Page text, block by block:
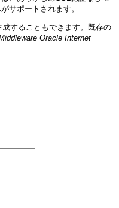
サポートされます。
することもできます。既存の
Oracle Internet